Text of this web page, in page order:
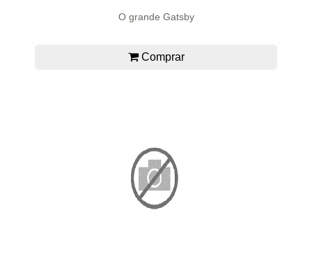
O grande Gatsby
Comprar